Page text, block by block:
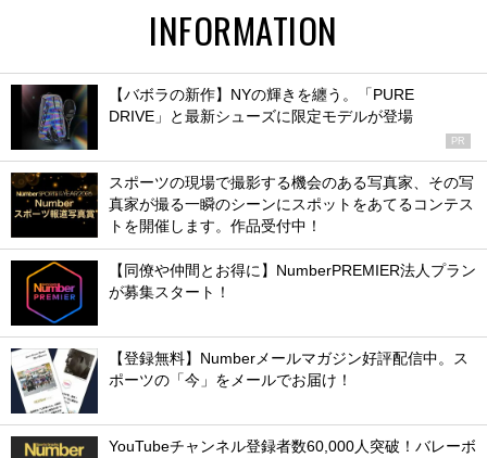
INFORMATION
【バボラの新作】NYの輝きを纏う。「PURE
DRIVE」と最新シューズに限定モデルが登場
PR
スポーツの現場で撮影する機会のある写真家、その写
真家が撮る一瞬のシーンにスポットをあてるコンテス
トを開催します。作品受付中！
【同僚や仲間とお得に】NumberPREMIER法人プラン
が募集スタート！
【登録無料】Numberメールマガジン好評配信中。ス
ポーツの「今」をメールでお届け！
YouTubeチャンネル登録者数60,000人突破！バレーボ